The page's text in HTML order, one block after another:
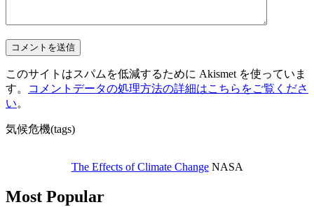
このサイトはスパムを低減するために Akismet を使っていま
す。
コメントデータの処理方法の詳細はこちらをご覧くださ
い。
気候危機(tags)
The Effects of Climate ChangeNASA
Most Popular